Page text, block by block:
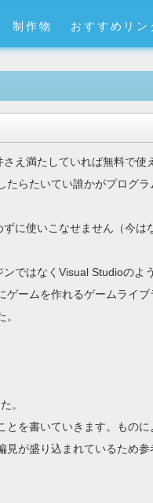
制作物 おすすめリン
え満たしていれば無料で使
らたいてい誰かがプログ
に使いこなせません（今は
ではなくVisual Studioのよ
ームを作れるゲームライ
。
を書いていきます。もの
が盛り込まれているため参